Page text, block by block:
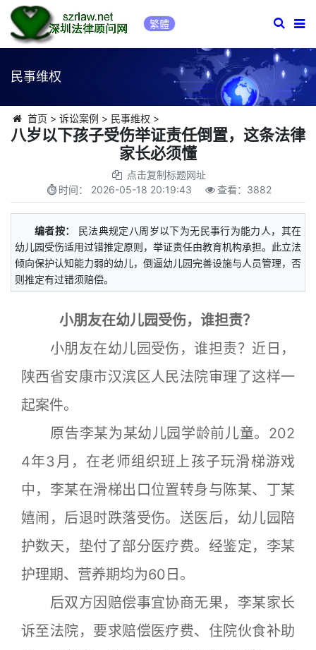
繁體
民事维权
首页 > 诉讼案例 > 民事维权 >
八岁以下孩子受伤举证责任倒置，这条法律
家长必须懂
点击复制标题网址
时间： 2026-05-18 20:19:43 查看： 3882
编者按：
民法典规定八周岁以下为无民事行为能力人，其在
幼儿园受伤适用过错推定原则，举证责任由教育机构承担。此立法
倾向保护认知能力弱的幼儿，倒逼幼儿园完善设施与人员管理，否
则推定有过错须赔偿。
小朋友在幼儿园受伤，谁担责？
小朋友在幼儿园受伤，谁担责？近日，
陕西省安康市汉滨区人民法院审理了这样一
起案件。
原告李某为某幼儿园学龄前儿童。202
4年3月，在老师组织班上孩子玩滑梯游戏
中，李某在滑梯出口位置转身与陈某、丁某
嬉闹，后退时跌落受伤。送医后，幼儿园陪
护数天，垫付了部分医疗费。经鉴定，李某
护理期、营养期均为60日。
后双方因赔偿事宜协商无果，李某家长
诉至法院，要求赔偿医疗费、住院伙食补助